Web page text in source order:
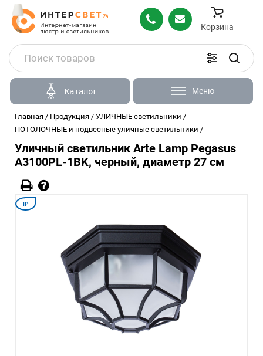
Корзина
Каталог Меню
Главная / Продукция / УЛИЧНЫЕ светильники /
ПОТОЛОЧНЫЕ и подвесные уличные светильники /
Уличный светильник Arte Lamp Pegasus
A3100PL-1BK, черный, диаметр 27 см
IP